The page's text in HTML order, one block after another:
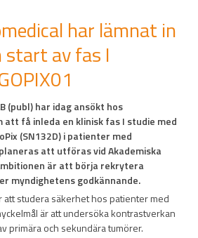
har lämnat in
start av fas I
(publ) har idag ansökt hos
att få inleda en klinisk fas I studie med
(SN132D) i patienter med
att utföras vid Akademiska
är att börja rekrytera
myndighetens godkännande.
att studera säkerhet hos patienter med
är att undersöka kontrastverkan
primära och sekundära tumörer.